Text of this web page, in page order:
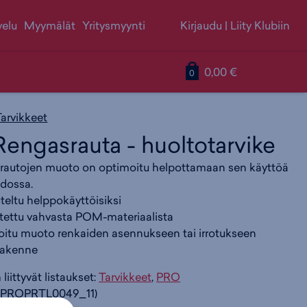
Myymälät Yritysmyynti Kirjaudu | Liity Klubiin
S
i
r
T
o
t
0 T
o
t
0,00 €
- huoltotarvike
muoto on optimoitu helpottamaan sen käyttöä
helppokäyttöisiksi
vahvasta POM-materiaalista
muoto renkaiden asennukseen tai irrotukseen
liittyvät listaukset:Tarvikkeet, PRO
PROPRTL0049_11)